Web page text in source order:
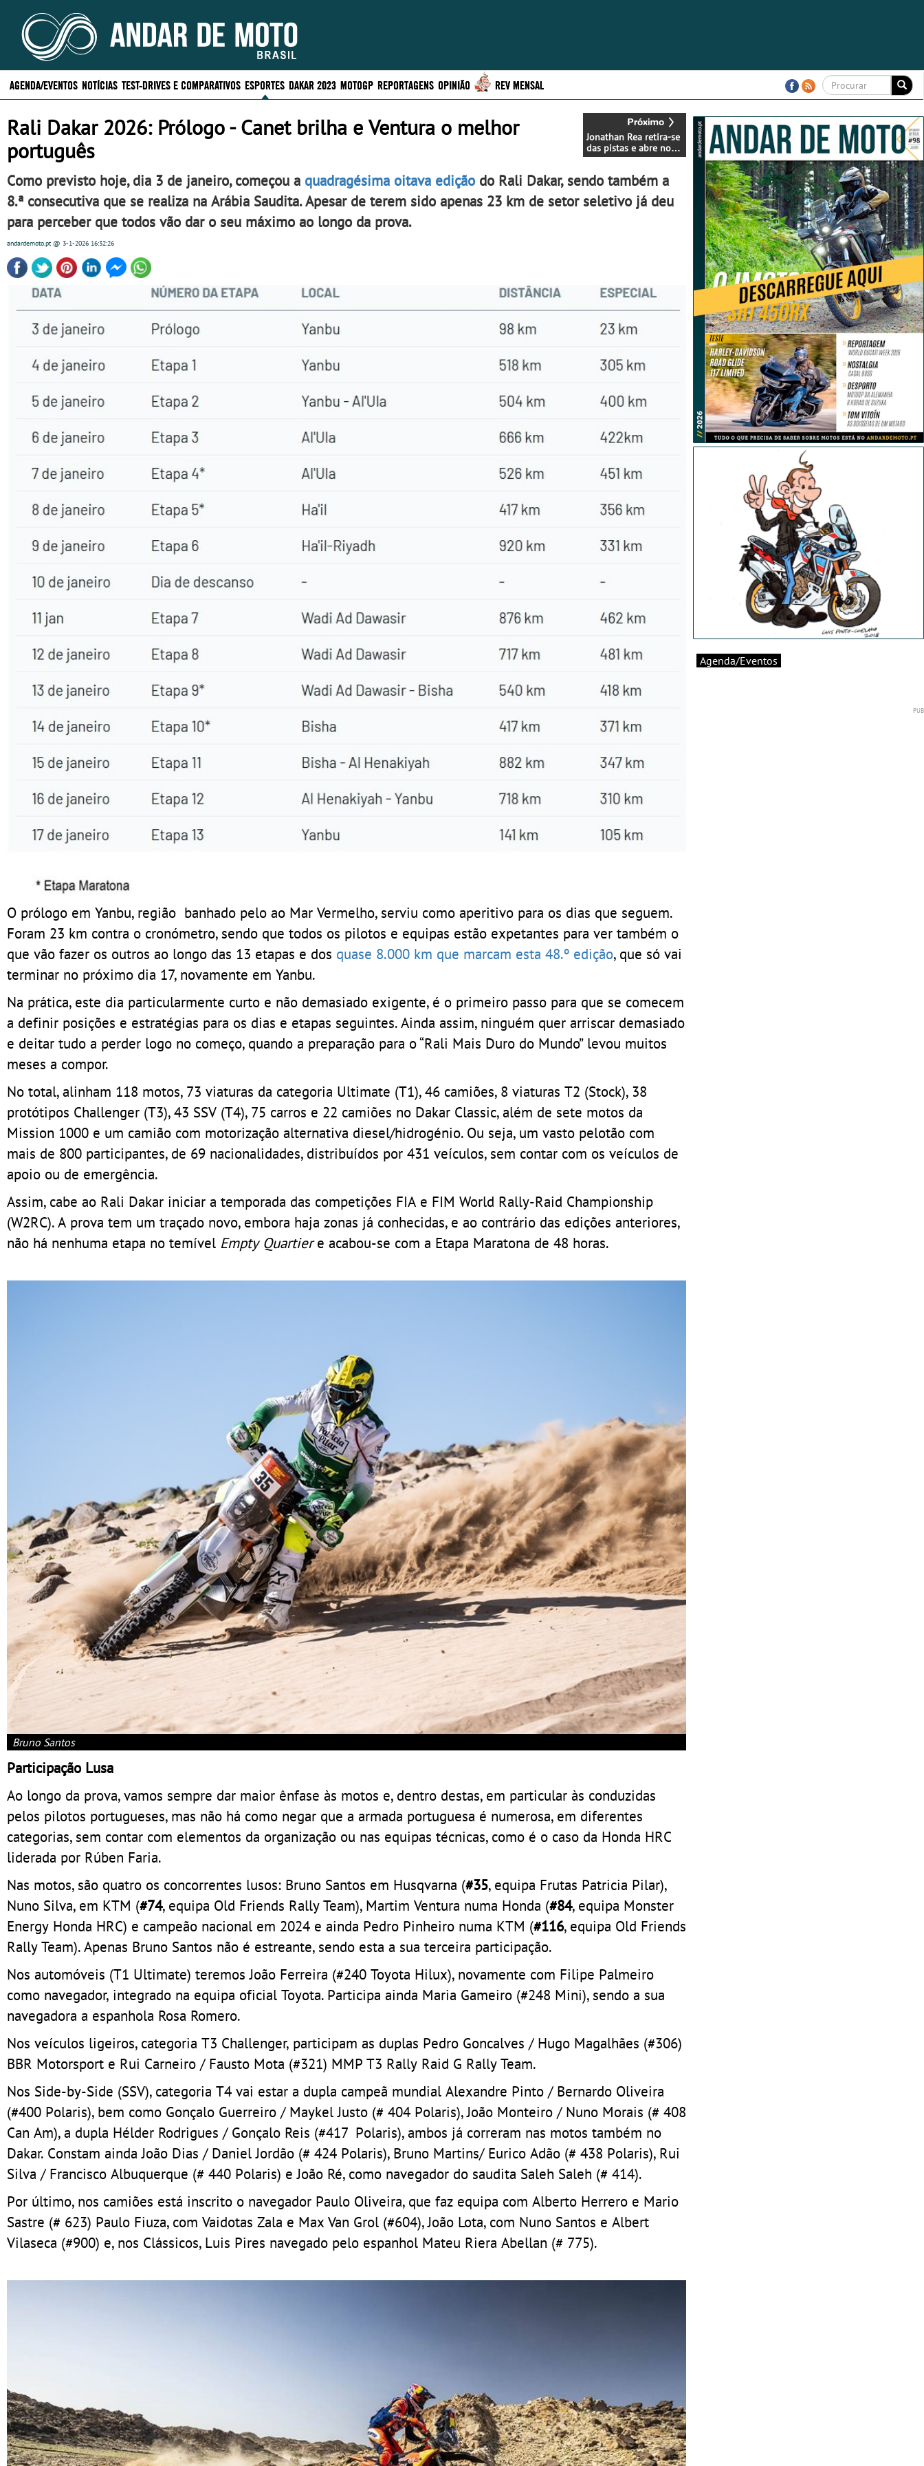
AGENDA/EVENTOS NOTÍCIAS TEST-DRIVES E COMPARATIVOS ESPORTES DAKAR 2023 MOTOGP REPORTAGENS OPINIÃO REV MENSAL
Jonathan Rea retira-se
das pistas e abre novo
capítulo no Superbike
Rali Dakar 2026: Prólogo - Canet brilha e Ventura o melhor
português
Como previsto hoje, dia 3 de janeiro, começou a quadragésima oitava edição do Rali Dakar, sendo também a
8.ª consecutiva que se realiza na Arábia Saudita. Apesar de terem sido apenas 23 km de setor seletivo já deu
para perceber que todos vão dar o seu máximo ao longo da prova.
andardemoto.pt@ 3-1-2026 16:32:26
O prólogo em Yanbu, região banhado pelo ao Mar Vermelho, serviu como aperitivo para os dias que seguem.
Foram 23 km contra o cronómetro, sendo que todos os pilotos e equipas estão expetantes para ver também o
que vão fazer os outros ao longo das 13 etapas e dos quase 8.000 km que marcam esta 48.º edição, que só vai
terminar no próximo dia 17, novamente em Yanbu.
Na prática, este dia particularmente curto e não demasiado exigente, é o primeiro passo para que se comecem
a definir posições e estratégias para os dias e etapas seguintes. Ainda assim, ninguém quer arriscar demasiado
e deitar tudo a perder logo no começo, quando a preparação para o “Rali Mais Duro do Mundo” levou muitos
meses a compor.
No total, alinham 118 motos, 73 viaturas da categoria Ultimate (T1), 46 camiões, 8 viaturas T2 (Stock), 38
protótipos Challenger (T3), 43 SSV (T4), 75 carros e 22 camiões no Dakar Classic, além de sete motos da
Mission 1000 e um camião com motorização alternativa diesel/hidrogénio. Ou seja, um vasto pelotão com
mais de 800 participantes, de 69 nacionalidades, distribuídos por 431 veículos, sem contar com os veículos de
apoio ou de emergência.
Assim, cabe ao Rali Dakar iniciar a temporada das competições FIA e FIM World Rally-Raid Championship
(W2RC). A prova tem um traçado novo, embora haja zonas já conhecidas, e ao contrário das edições anteriores,
não há nenhuma etapa no temível Empty Quartiere acabou-se com a Etapa Maratona de 48 horas.
Bruno Santos
Participação Lusa
Ao longo da prova, vamos sempre dar maior ênfase às motos e, dentro destas, em particular às conduzidas
pelos pilotos portugueses, mas não há como negar que a armada portuguesa é numerosa, em diferentes
categorias, sem contar com elementos da organização ou nas equipas técnicas, como é o caso da Honda HRC
liderada por Rúben Faria.
Nas motos, são quatro os concorrentes lusos: Bruno Santos em Husqvarna (#35, equipa Frutas Patricia Pilar),
Nuno Silva, em KTM (#74, equipa Old Friends Rally Team), Martim Ventura numa Honda (#84, equipa Monster
Energy Honda HRC) e campeão nacional em 2024 e ainda Pedro Pinheiro numa KTM (#116, equipa Old Friends
Rally Team). Apenas Bruno Santos não é estreante, sendo esta a sua terceira participação.
Nos automóveis (T1 Ultimate) teremos João Ferreira (#240 Toyota Hilux), novamente com Filipe Palmeiro
como navegador, integrado na equipa oficial Toyota. Participa ainda Maria Gameiro (#248 Mini), sendo a sua
navegadora a espanhola Rosa Romero.
Nos veículos ligeiros, categoria T3 Challenger, participam as duplas Pedro Goncalves / Hugo Magalhães (#306)
BBR Motorsport e Rui Carneiro / Fausto Mota (#321) MMP T3 Rally Raid G Rally Team.
Nos Side-by-Side (SSV), categoria T4 vai estar a dupla campeã mundial Alexandre Pinto / Bernardo Oliveira
(#400 Polaris), bem como Gonçalo Guerreiro / Maykel Justo (# 404 Polaris), João Monteiro / Nuno Morais (# 408
Can Am), a dupla Hélder Rodrigues / Gonçalo Reis (#417 Polaris), ambos já correram nas motos também no
Dakar. Constam ainda João Dias / Daniel Jordão (# 424 Polaris), Bruno Martins/ Eurico Adão (# 438 Polaris), Rui
Silva / Francisco Albuquerque (# 440 Polaris) e João Ré, como navegador do saudita Saleh Saleh (# 414).
Por último, nos camiões está inscrito o navegador Paulo Oliveira, que faz equipa com Alberto Herrero e Mario
Sastre (# 623) Paulo Fiuza, com Vaidotas Zala e Max Van Grol (#604), João Lota, com Nuno Santos e Albert
Vilaseca (#900) e, nos Clássicos, Luis Pires navegado pelo espanhol Mateu Riera Abellan (# 775).
Agenda/Eventos